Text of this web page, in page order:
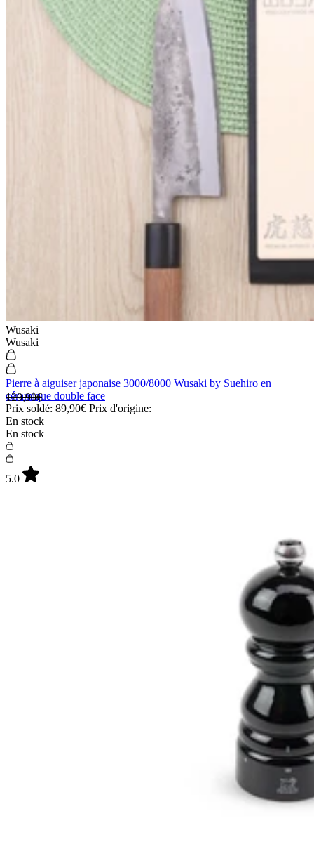
Wusaki
Wusaki
Pierre à aiguiser japonaise 3000/8000 Wusaki by Suehiro en
céramique double face
Prix soldé: 89,90€ Prix d'origine:
129,90€
En stock
En stock
5.0